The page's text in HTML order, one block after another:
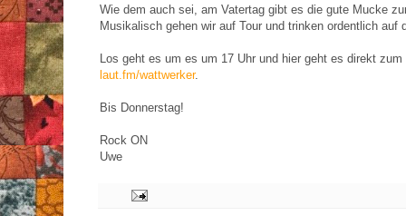
Wie dem auch sei, am Vatertag gibt es die gute Mucke
Musikalisch gehen wir auf Tour und trinken ordentlich auf
Los geht es um es um 17 Uhr und hier geht es direkt zum
laut.fm/wattwerker.
Bis Donnerstag!
Rock ON
Uwe